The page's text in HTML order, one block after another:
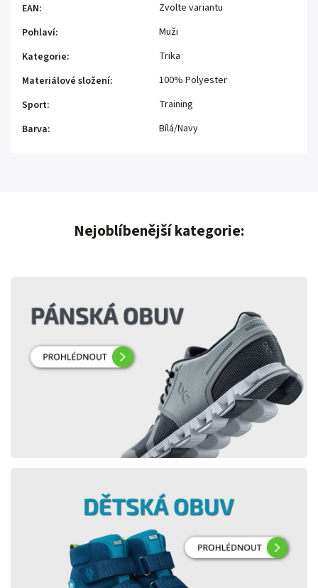
EAN:
Zvolte variantu
Pohlaví:
Muži
Kategorie:
Trika
Materiálové složení:
100% Polyester
Sport:
Training
Barva: Bílá/Navy
Nejoblíbenější kategorie: